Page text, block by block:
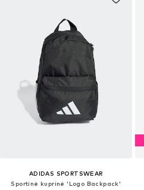
ADIDAS SPORTSWEAR
Sportinė kuprinė 'Logo Backpack'